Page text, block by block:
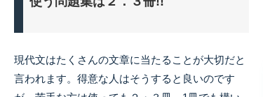
現代文はたくさんの文章に当たることが大切だと
言われます。得意な人はそうすると良いのです